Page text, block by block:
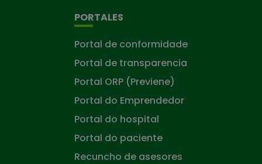
PORTALES
Portal de conformidade
Portal de transparencia
Portal ORP (Previene)
Portal do Emprendedor
Portal do hospital
Portal do paciente
Recuncho de asesores